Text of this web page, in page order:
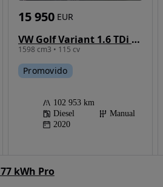
VW Golf Variant 1.6 TDi Confortline
1598 cm3 • 115 cv
15 950 EUR
Promovido
102 953 km
Diesel
Manual
2020
kWh Pro